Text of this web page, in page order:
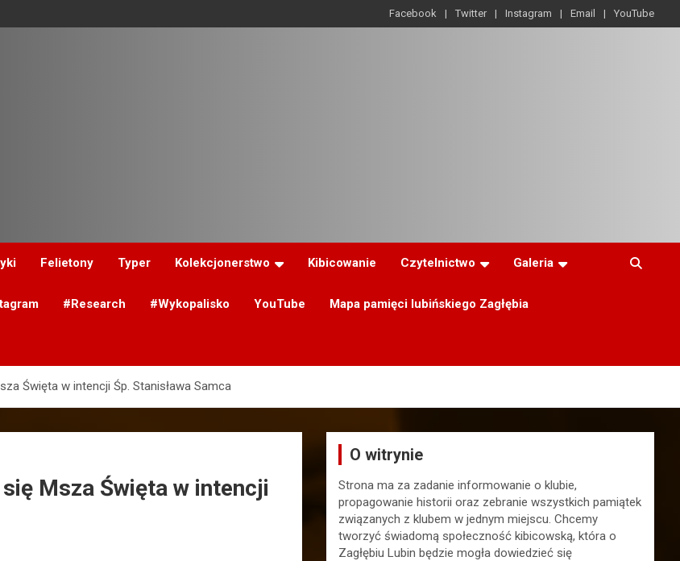
Facebook Twitter Instagram Email YouTube
Felietony Typer Kolekcjonerstwo Kibicowanie Czytelnictwo Galeria
#Research #Wykopalisko YouTube Mapa pamięci lubińskiego Zagłębia
Święta w intencji Śp. Stanisława Samca
Msza Święta w intencji
O witrynie
Strona ma za zadanie informowanie o klubie,
propagowanie historii oraz zebranie wszystkich pamiątek
związanych z klubem w jednym miejscu. Chcemy
tworzyć świadomą społeczność kibicowską, która o
Zagłębiu Lubin będzie mogła dowiedzieć się